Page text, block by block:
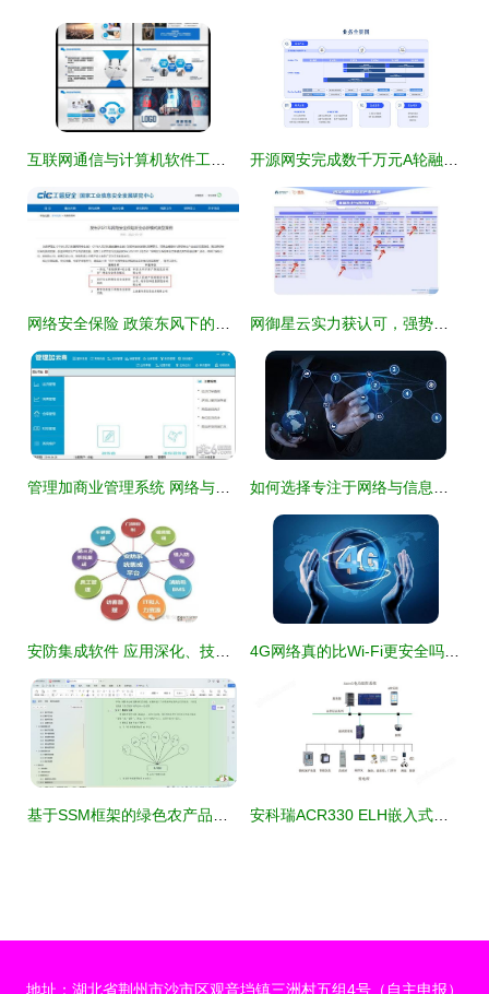
地址：湖北省荆州市沙市区观音垱镇三洲村五组4号（自主申报）